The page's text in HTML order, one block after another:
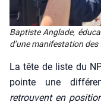
Bap­tiste Anglade,
d’une mani­fes­ta­tion
La tête de liste du
pointe une
retrouvent en